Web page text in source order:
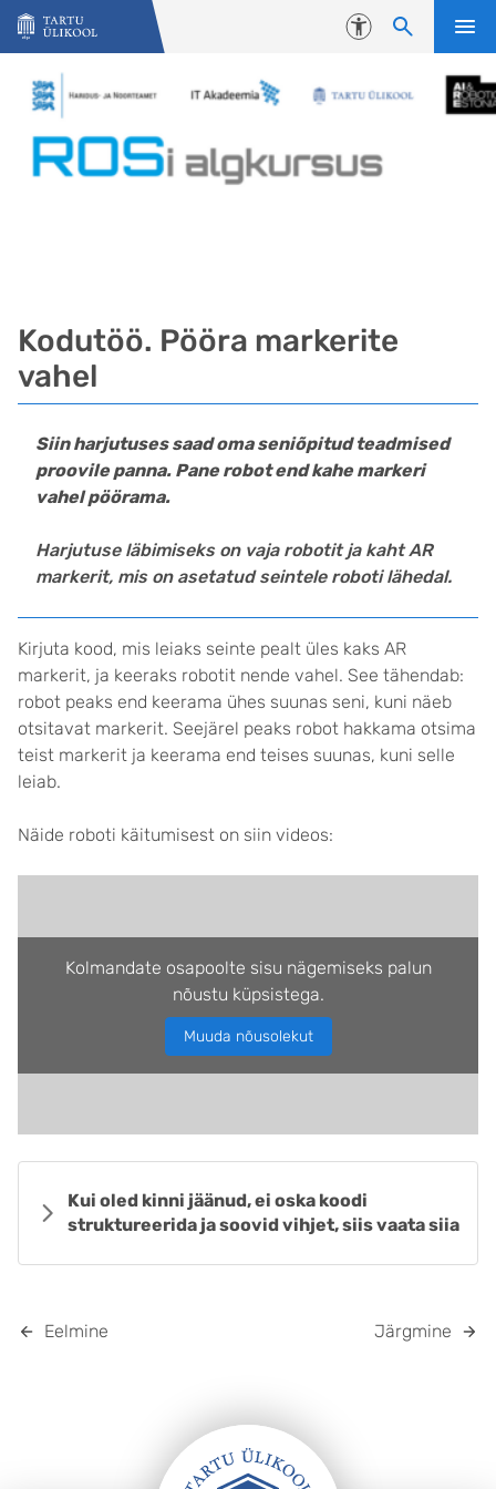
Liigu edasi põhisisu juurde
Juurdepääsetavus
Kodutöö. Pööra markerite
vahel
Siin harjutuses saad oma seniõpitud teadmised
proovile panna. Pane robot end kahe markeri
vahel pöörama.
Harjutuse läbimiseks on vaja robotit ja kaht AR
markerit, mis on asetatud seintele roboti lähedal.
Kirjuta kood, mis leiaks seinte pealt üles kaks AR
markerit, ja keeraks robotit nende vahel. See tähendab:
robot peaks end keerama ühes suunas seni, kuni näeb
otsitavat markerit. Seejärel peaks robot hakkama otsima
teist markerit ja keerama end teises suunas, kuni selle
leiab.
Näide roboti käitumisest on siin videos:
Kolmandate osapoolte sisu nägemiseks palun
nõustu küpsistega.
Muuda nõusolekut
Kui oled kinni jäänud, ei oska koodi
struktureerida ja soovid vihjet, siis vaata siia
Eelmine Järgmine